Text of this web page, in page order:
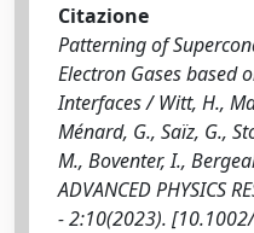
Citazione
Patterning of
Electron Gases based
Interfaces / Witt, H.,
Ménard, G., Saïz, G.,
M., Boventer, I.,
ADVANCED PHYSICS
- 2:10(2023).